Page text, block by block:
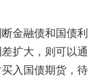
金融债和国债利
扩大，则可以通
入国债期货，待